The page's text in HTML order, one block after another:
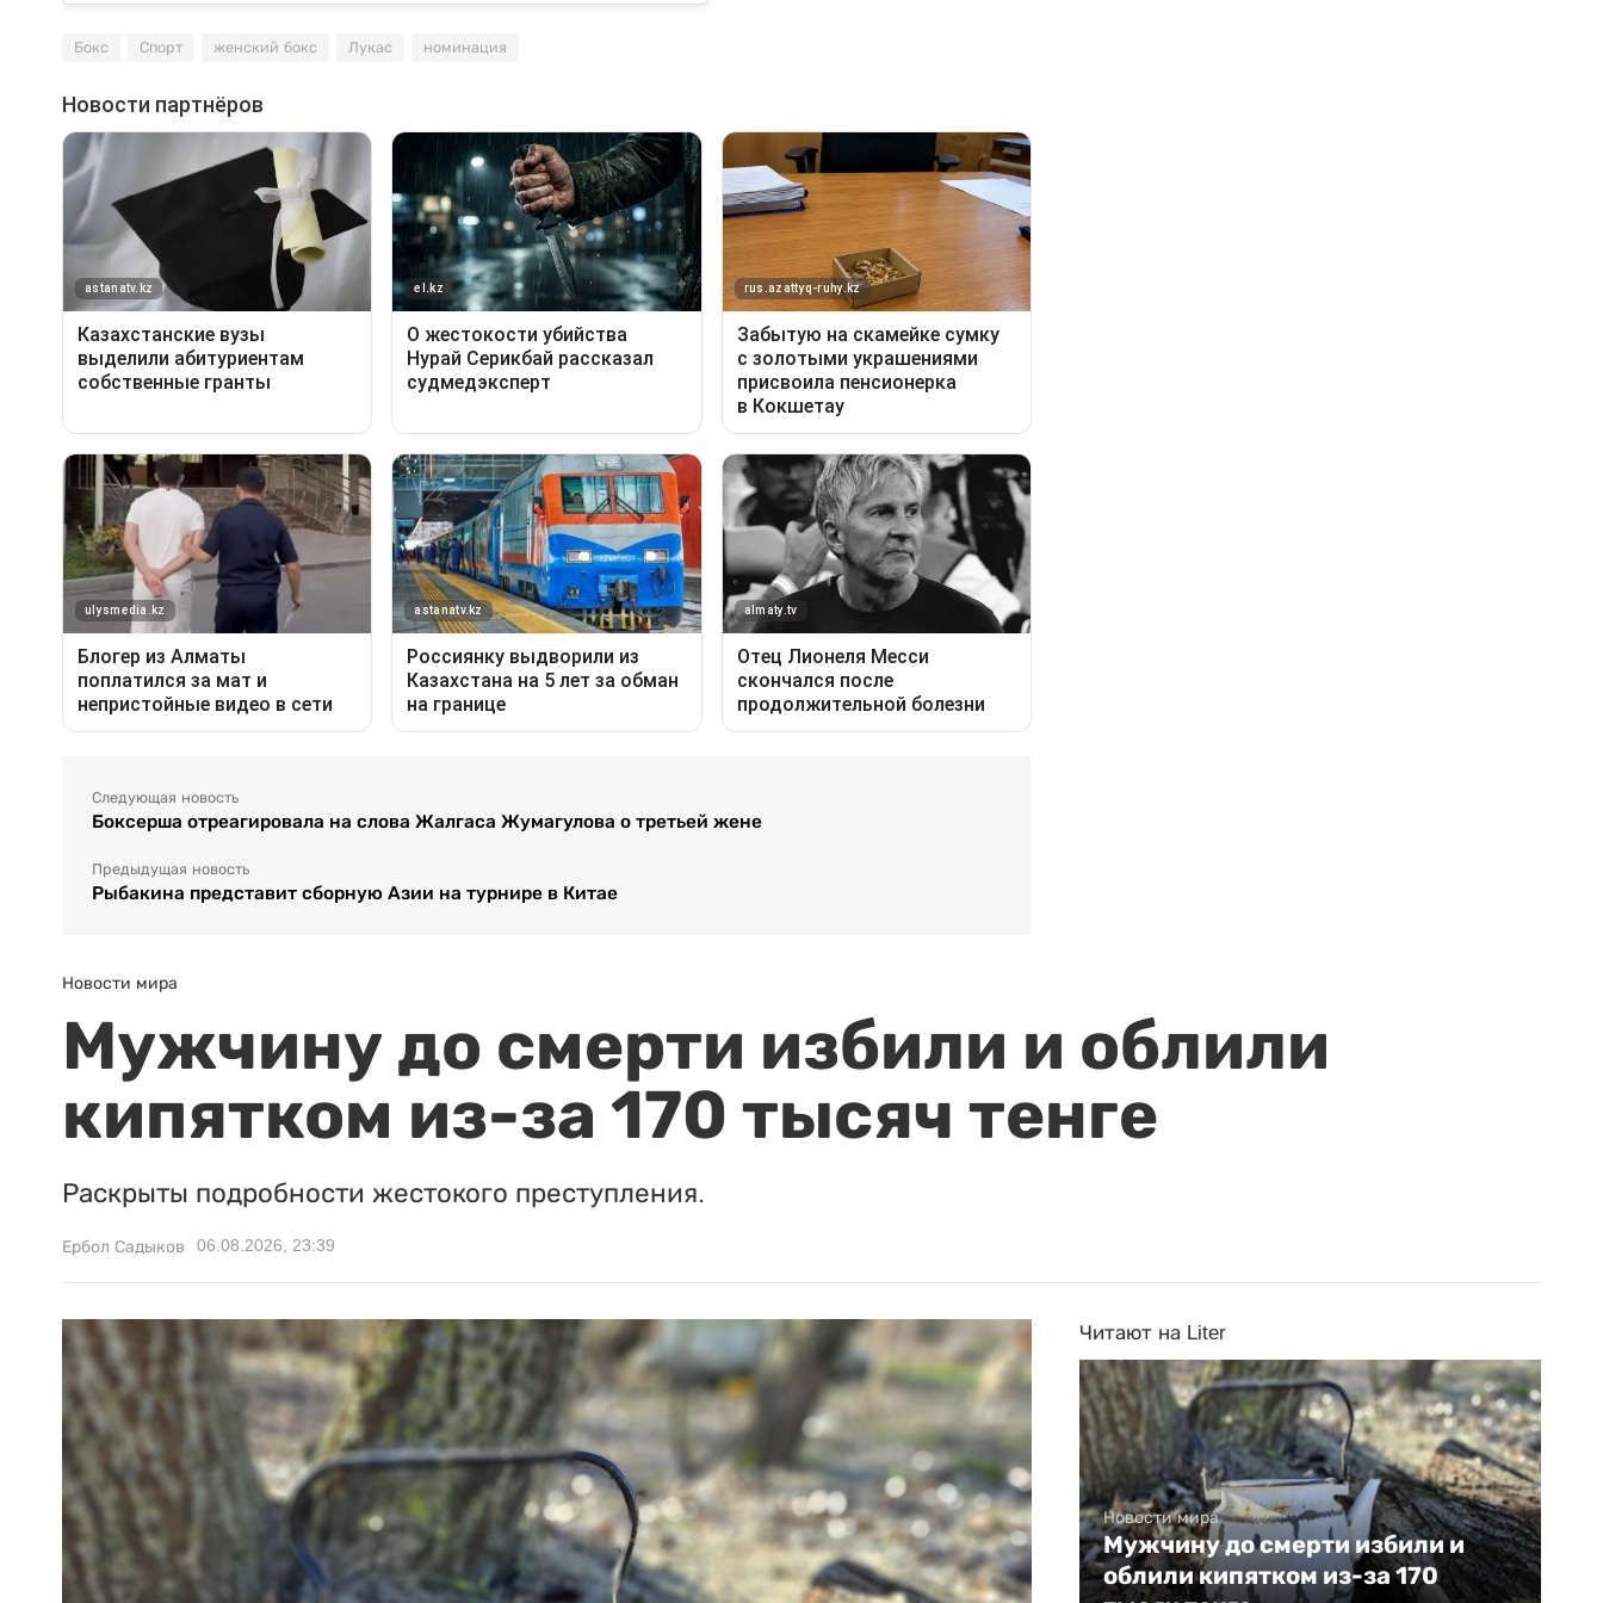
Бокс Спорт женский бокс Лукас номинация
Следующая новость
Боксерша отреагировала на слова Жалгаса Жумагулова о третьей жене
Предыдущая новость
Рыбакина представит сборную Азии на турнире в Китае
Новости мира
Мужчину до смерти избили и облили
кипятком из-за 170 тысяч тенге
Раскрыты подробности жестокого преступления.
Ербол Садыков 06.08.2026, 23:39
Читают на Liter
Новости мира
Мужчину до смерти избили и
облили кипятком из-за 170